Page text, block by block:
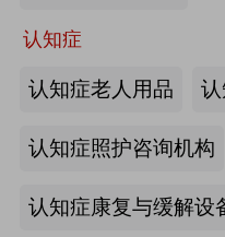
认知症
认知症老人用品
认知症照护咨询机构
认知症康复与缓解设
来源:注册会员
健康